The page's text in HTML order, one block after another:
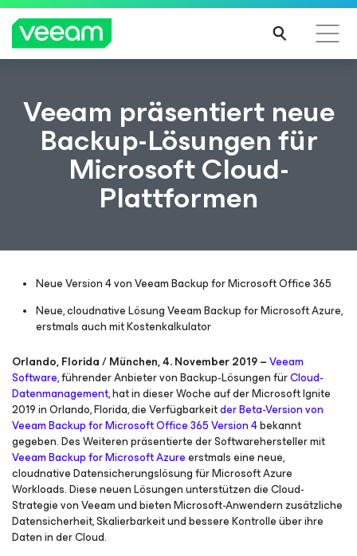
Hinweise von Veeam für Kunden, die vom Content-
Update von CrowdStrike betroffen sind
Veeam präsentiert neue
Backup-Lösungen für
Microsoft Cloud-
Plattformen
Neue Version 4 von Veeam Backup for Microsoft Office 365
Neue, cloudnative Lösung Veeam Backup for Microsoft Azure,
erstmals auch mit Kostenkalkulator
Orlando, Florida / München, 4. November 2019 –Veeam
Software, führender Anbieter von Backup-Lösungen fürCloud-
Datenmanagement, hat in dieser Woche auf der Microsoft Ignite
2019 in Orlando, Florida, die Verfügbarkeitder Beta-Version von
Veeam Backup for Microsoft Office 365 Version 4bekannt
gegeben. Des Weiteren präsentierte der Softwarehersteller mit
Veeam Backup for Microsoft Azureerstmals eine neue,
cloudnative Datensicherungslösung für Microsoft Azure
Workloads. Diese neuen Lösungen unterstützen die Cloud-
Strategie von Veeam und bieten Microsoft-Anwendern zusätzliche
Datensicherheit, Skalierbarkeit und bessere Kontrolle über ihre
Daten in der Cloud.